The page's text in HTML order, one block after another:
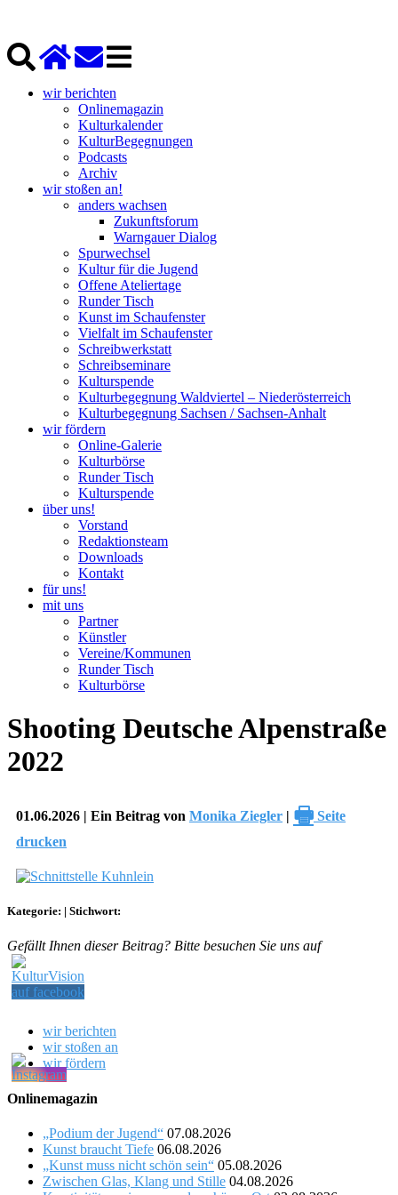
wir berichten
Onlinemagazin
Kulturkalender
KulturBegegnungen
Podcasts
Archiv
wir stoßen an!
anders wachsen
Zukunftsforum
Warngauer Dialog
Spurwechsel
Kultur für die Jugend
Offene Ateliertage
Runder Tisch
Kunst im Schaufenster
Vielfalt im Schaufenster
Schreibwerkstatt
Schreibseminare
Kulturspende
Kulturbegegnung Waldviertel – Niederösterreich
Kulturbegegnung Sachsen / Sachsen-Anhalt
wir fördern
Online-Galerie
Kulturbörse
Runder Tisch
Kulturspende
über uns!
Vorstand
Redaktionsteam
Downloads
Kontakt
für uns!
mit uns
Partner
Künstler
Vereine/Kommunen
Runder Tisch
Kulturbörse
Shooting Deutsche Alpenstraße
2022
01.06.2026 | Ein Beitrag von Monika Ziegler | 🖶 Seite
drucken
Kategorie: | Stichwort:
Gefällt Ihnen dieser Beitrag? Bitte besuchen Sie uns auf
wir berichten
wir stoßen an
wir fördern
Onlinemagazin
„Podium der Jugend“ 07.08.2026
Kunst braucht Tiefe 06.08.2026
„Kunst muss nicht schön sein“ 05.08.2026
Zwischen Glas, Klang und Stille 04.08.2026